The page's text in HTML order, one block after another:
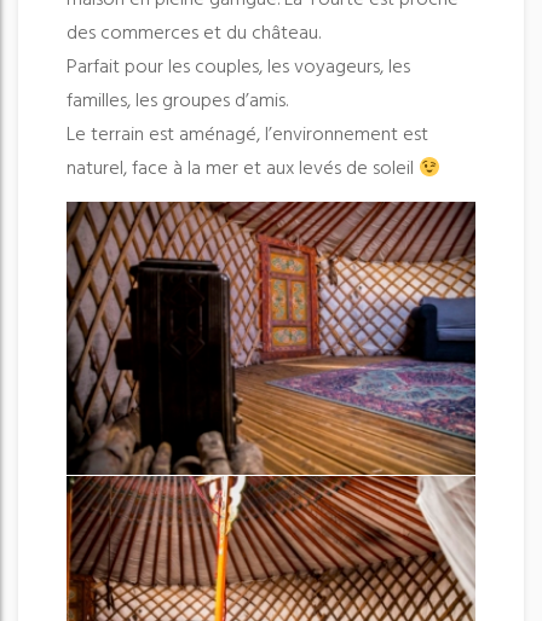
des commerces et du château.
Parfait pour les couples, les voyageurs, les
familles, les groupes d’amis.
Le terrain est aménagé, l’environnement est
naturel, face à la mer et aux levés de soleil